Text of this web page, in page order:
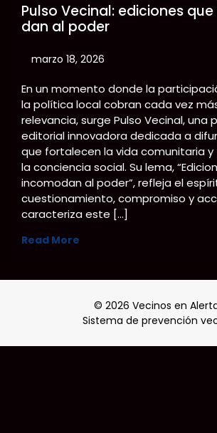
Pulso Vecinal: ediciones
dan al poder
marzo 18, 2026
En un momento donde la
la política local cobran cada vez
relevancia, surge Pulso Vecinal, una
editorial innovadora dedicada a
que fortalecen la vida comunitaria
la conciencia social. Su lema,
incomodan al poder”, refleja el
cuestionamiento, compromiso y
caracteriza este […]
Read More
© 2026 Vecinos en
Sistema de prevención